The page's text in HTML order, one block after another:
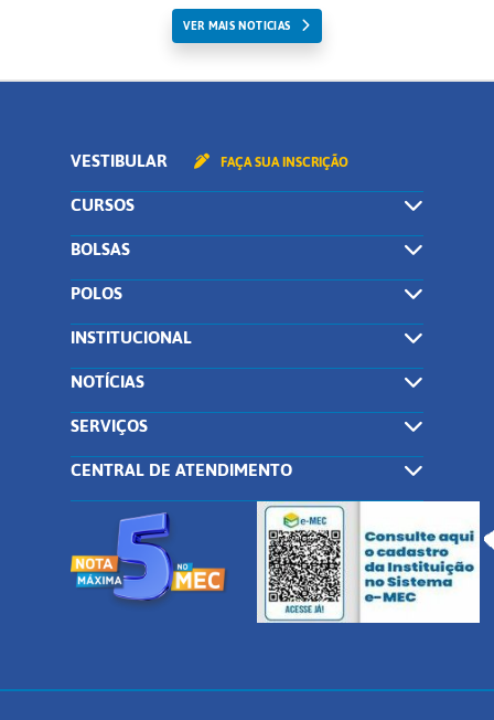
VER MAIS NOTICIAS
VESTIBULAR FAÇA SUA INSCRIÇÃO
CURSOS
BOLSAS
POLOS
INSTITUCIONAL
NOTÍCIAS
SERVIÇOS
CENTRAL DE ATENDIMENTO